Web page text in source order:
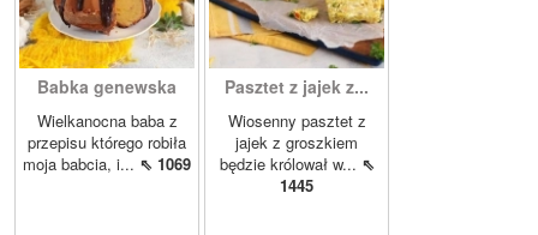
Babka genewska
Wielkanocna baba z
przepisu którego robiła
moja babcia, i... ⇖ 1069
Pasztet z jajek z...
Wiosenny pasztet z
jajek z groszkiem
będzie królował w... ⇖
1445